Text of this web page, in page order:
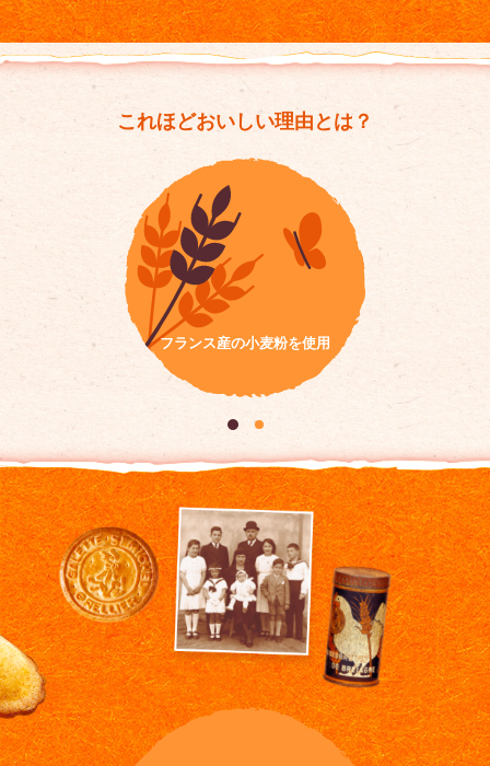
これほどおいしい理由とは？
フランス産の小麦粉を使用